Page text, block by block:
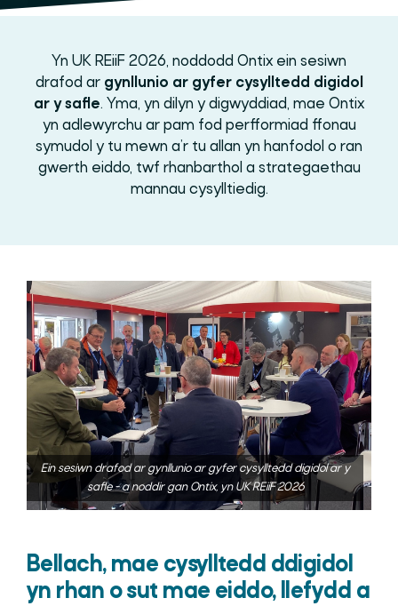
Yn UK REiiF 2026, noddodd Ontix ein sesiwn
drafod ar gynllunio ar gyfer cysylltedd digidol
ar y safle. Yma, yn dilyn y digwyddiad, mae Ontix
yn adlewyrchu ar pam fod perfformiad ffonau
symudol y tu mewn a’r tu allan yn hanfodol o ran
gwerth eiddo, twf rhanbarthol a strategaethau
mannau cysylltiedig.
Ein sesiwn drafod ar gynllunio ar gyfer cysylltedd digidol ar y
safle - a noddir gan Ontix, yn UK REiiF 2026
Bellach, mae cysylltedd ddigidol
yn rhan o sut mae eiddo, llefydd a